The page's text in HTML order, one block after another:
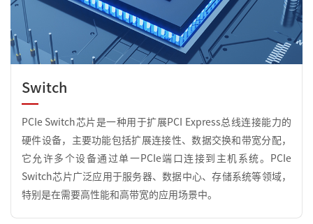
Switch
​PCIe Switch芯片是一种用于扩展PCI Express总线连接能力的
硬件设备，主要功能包括扩展连接性、数据交换和带宽分配，
它允许多个设备通过单一PCIe端口连接到主机系统。PCIe
Switch芯片广泛应用于服务器、数据中心、存储系统等领域，
特别是在需要高性能和高带宽的应用场景中。